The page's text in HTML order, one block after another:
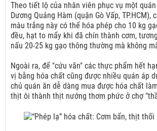
Theo tiết lộ của nhân viên phục vụ một
Dương Quảng Hàm (quận Gò Vấp, TP.HCM),
màu trắng này có thể hóa phép cho 10 kg
đều, hạt to mẩy khi đã chín thành cơm,
nấu 20-25 kg gạo thông thường mà không
Ngoài ra, để "cứu vãn" các thực phẩm hết
vị bằng hóa chất cũng được nhiều quán áp
chủ quán ăn dễ dàng mua được hóa chất
thịt ôi thành thịt nướng thơm phức ở chợ